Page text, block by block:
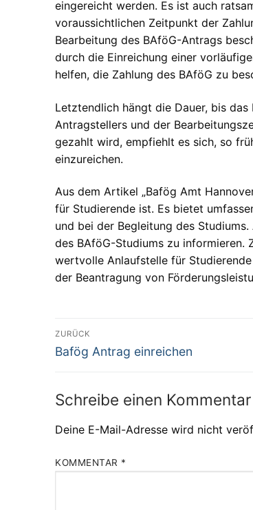
eingereicht werden. Es ist auch
voraussichtlichen Zeitpunkt der
Bearbeitung des BAföG-Antrags
durch die Einreichung einer
helfen, die Zahlung des BAföG zu
Letztendlich hängt die Dauer, bis
Antragstellers und der
gezahlt wird, empfiehlt es sich, so
einzureichen.
Aus dem Artikel „Bafög Amt
für Studierende ist. Es bietet
und bei der Begleitung des
des BAföG-Studiums zu informieren.
wertvolle Anlaufstelle für
der Beantragung von
Beitragsnavigation
ZURÜCK
Vorheriger
Bafög Antrag einreichen
Schreibe einen Kommentar
Deine E-Mail-Adresse wird nicht
KOMMENTAR *